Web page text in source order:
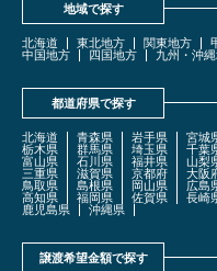
地域で探す
北海道 東北地方 関東地方
中国地方
四国地方 九州・沖
都道府県で探す
北海道 青森県 岩手県 宮城
栃木県
群馬県 埼玉県 千葉
富山県
石川県 福井県 山梨
三重県
滋賀県 京都府 大阪
鳥取県
島根県 岡山県 広島
高知県
福岡県 佐賀県 長崎
鹿児島県
沖縄県
譲渡希望金額で探す